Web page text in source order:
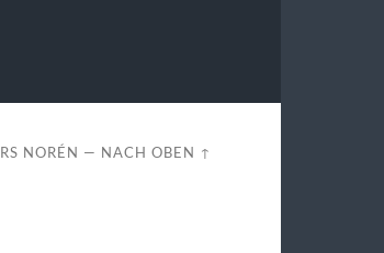
NORÉN — NACH OBEN ↑